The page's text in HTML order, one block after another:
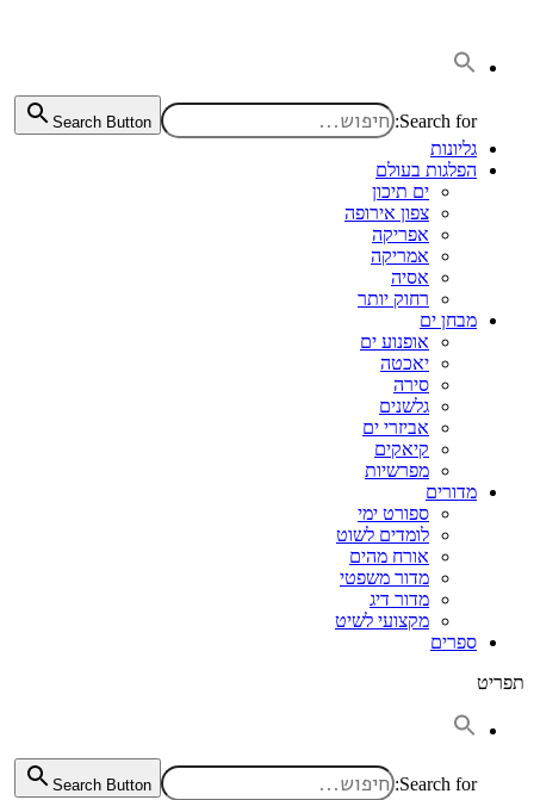
Search for:
Search Button
גליונות
הפלגות בעולם
ים תיכון
צפון אירופה
אפריקה
אמריקה
אסיה
רחוק יותר
מבחן ים
אופנוע ים
יאכטה
סירה
גלשנים
אביזרי ים
קיאקים
מפרשיות
מדורים
ספורט ימי
לומדים לשוט
אורח מהים
מדור משפטי
מדור דיג
מקצועי לשיט
ספרים
תפריט
Search for:
Search Button